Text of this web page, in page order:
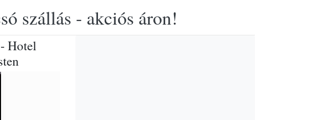
szállás - akciós áron!
Hotel